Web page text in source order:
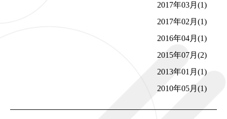
2017年03月(1)
2017年02月(1)
2016年04月(1)
2015年07月(2)
2013年01月(1)
2010年05月(1)